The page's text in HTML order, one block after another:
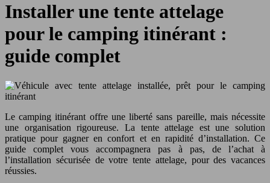
Installer une tente attelage
pour le camping itinérant :
guide complet
Le camping itinérant offre une liberté sans pareille, mais nécessite
une organisation rigoureuse. La tente attelage est une solution
pratique pour gagner en confort et en rapidité d’installation. Ce
guide complet vous accompagnera pas à pas, de l’achat à
l’installation sécurisée de votre tente attelage, pour des vacances
réussies.